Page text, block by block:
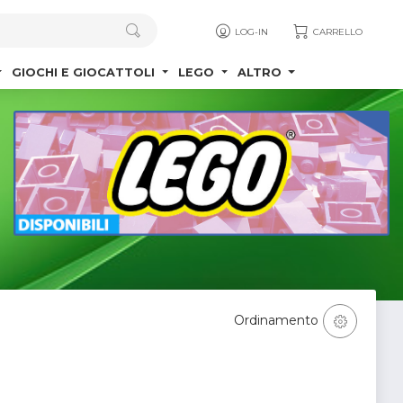
LOG-IN CARRELLO
GIOCHI E GIOCATTOLI LEGO ALTRO
Ordinamento